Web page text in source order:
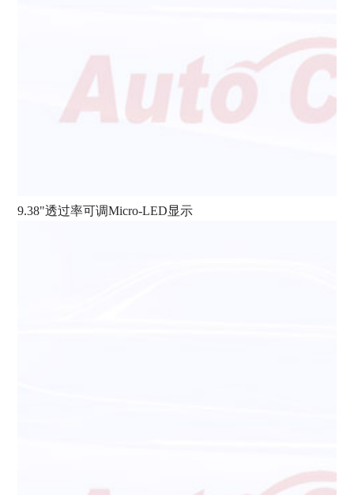
9.38"透过率可调Micro-LED显示